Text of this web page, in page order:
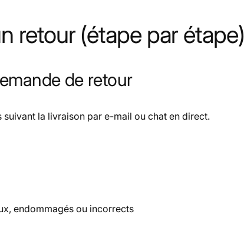
retour (étape par étape)
de retour
suivant la livraison par e-mail ou chat en direct.
endommagés ou incorrects